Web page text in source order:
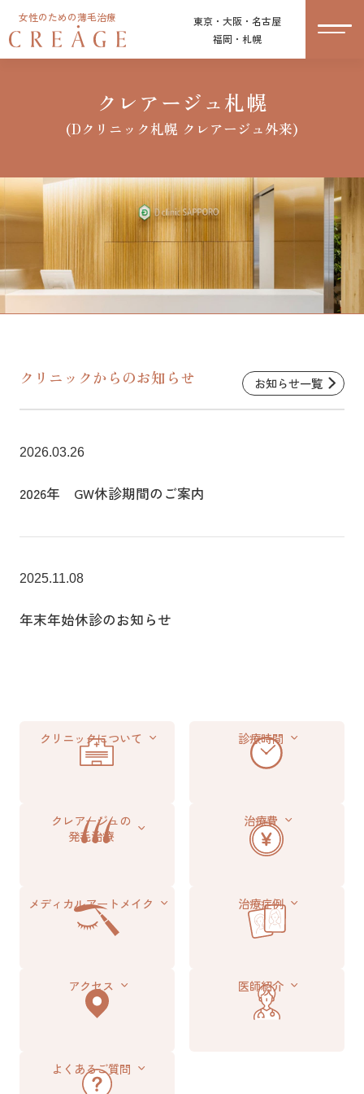
女性のための薄毛治療
東京・大阪・名古屋
福岡・札幌
クレアージュ札幌
(Dクリニック札幌 クレアージュ外来)
クリニックからのお知らせ お知らせ一覧
2026.03.26
2026年 GW休診期間のご案内
2025.11.08
年末年始休診のお知らせ
クリニックについて 診療時間
クレアージュの
発毛治療
治療費
メディカルアートメイク 治療症例
アクセス 医師紹介
よくあるご質問